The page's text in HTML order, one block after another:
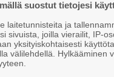
että kylläpä
kuulostanut kappale
ollut hyvää onnea
arkkityypeillä.
suostut tietojesi
laitetunnisteita ja
sivuista, joilla vierailit, IP-
yksityiskohtaisesti
välilehdellä. Hylkääminen